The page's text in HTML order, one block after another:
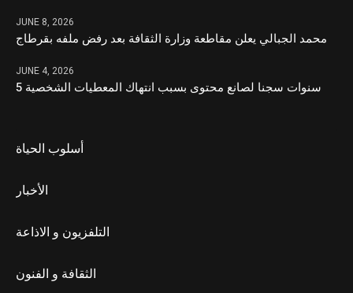
JUNE 8, 2026
محمد الجبالي يعلن مقاطعة وزارة الثقافة بعد رفض ملفه بقرطاج
JUNE 4, 2026
5 سنوات سجنا لصانع محتوى بسبب انتهاك المعطيات الشخصية
أسلوب الحياة
الأخبار
التلفزيون و الاذاعة
الثقافة و الفنون